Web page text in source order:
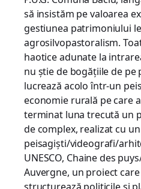
să insistăm pe valoarea
gestiunea patrimoniului
agrosilvopastoralism.
haotice adunate la
nu știe de bogățiile de pe
lucrează acolo într-un
economie rurală pe care
terminat luna trecută un
de complex, realizat cu
peisagiști/videografi/
UNESCO, Chaine des
Auvergne, un proiect